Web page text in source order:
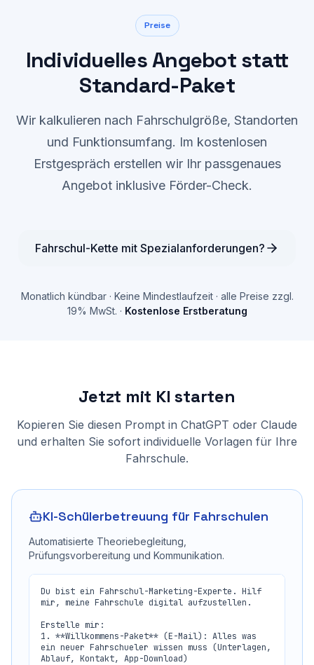
Preise
Individuelles Angebot statt
Standard-Paket
Wir kalkulieren nach Fahrschulgröße, Standorten
und Funktionsumfang. Im kostenlosen
Erstgespräch erstellen wir Ihr passgenaues
Angebot inklusive Förder-Check.
Fahrschul-Kette mit Spezialanforderungen?
Monatlich kündbar · Keine Mindestlaufzeit · alle Preise zzgl.
19% MwSt. · Kostenlose Erstberatung
Jetzt mit KI starten
Kopieren Sie diesen Prompt in ChatGPT oder Claude
und erhalten Sie sofort individuelle Vorlagen für Ihre
Fahrschule.
KI-Schülerbetreuung für Fahrschulen
Automatisierte Theoriebegleitung,
Prüfungsvorbereitung und Kommunikation.
Du bist ein Fahrschul-Marketing-Experte. Hilf
mir, meine Fahrschule digital aufzustellen.
Erstelle mir:
1. **Willkommens-Paket** (E-Mail): Alles was
ein neuer Fahrschueler wissen muss (Unterlagen,
Ablauf, Kontakt, App-Download)